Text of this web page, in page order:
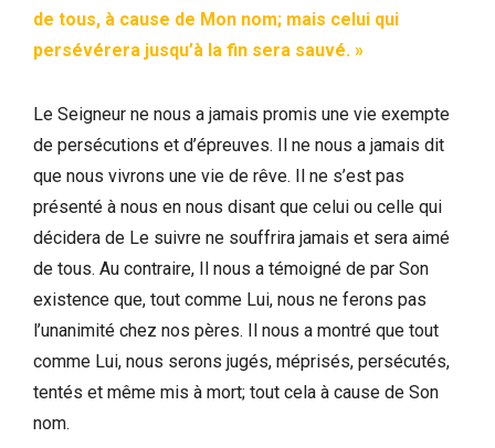
de tous, à cause de Mon nom; mais celui qui
persévérera jusqu’à la fin sera sauvé. »
Le Seigneur ne nous a jamais promis une vie exempte
de persécutions et d’épreuves. Il ne nous a jamais dit
que nous vivrons une vie de rêve. Il ne s’est pas
présenté à nous en nous disant que celui ou celle qui
décidera de Le suivre ne souffrira jamais et sera aimé
de tous. Au contraire, Il nous a témoigné de par Son
existence que, tout comme Lui, nous ne ferons pas
l’unanimité chez nos pères. Il nous a montré que tout
comme Lui, nous serons jugés, méprisés, persécutés,
tentés et même mis à mort; tout cela à cause de Son
nom.